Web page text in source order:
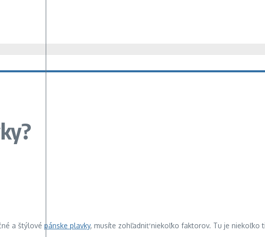
a štýlové pánske plavky, musíte zohľadniť niekoľko faktorov. Tu je niekoľko